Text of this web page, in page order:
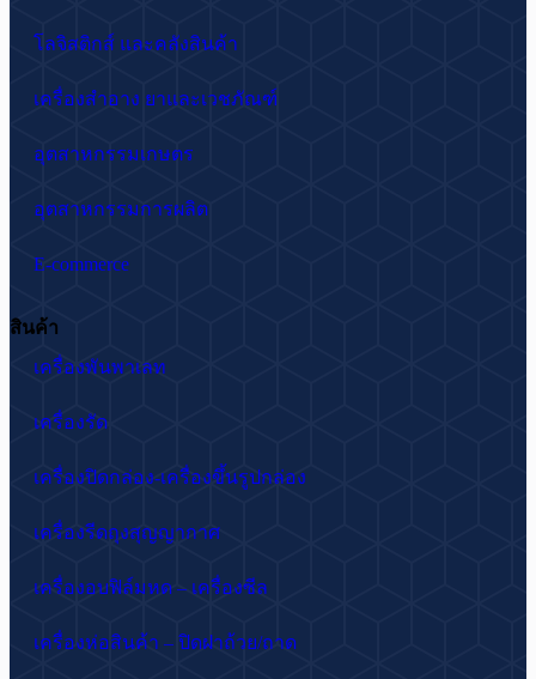
โลจิสติกส์ และคลังสินค้า
เครื่องสำอาง ยาและเวชภัณฑ์
อุตสาหกรรมเกษตร
อุตสาหกรรมการผลิต
E-commerce
สินค้า
เครื่องพันพาเลท
เครื่องรัด
เครื่องปิดกล่อง-เครื่องขึ้นรูปกล่อง
เครื่องรีดถุงสุญญากาศ
เครื่องอบฟิล์มหด – เครื่องซีล
เครื่องห่อสินค้า – ปิดฝาถ้วย/ถาด